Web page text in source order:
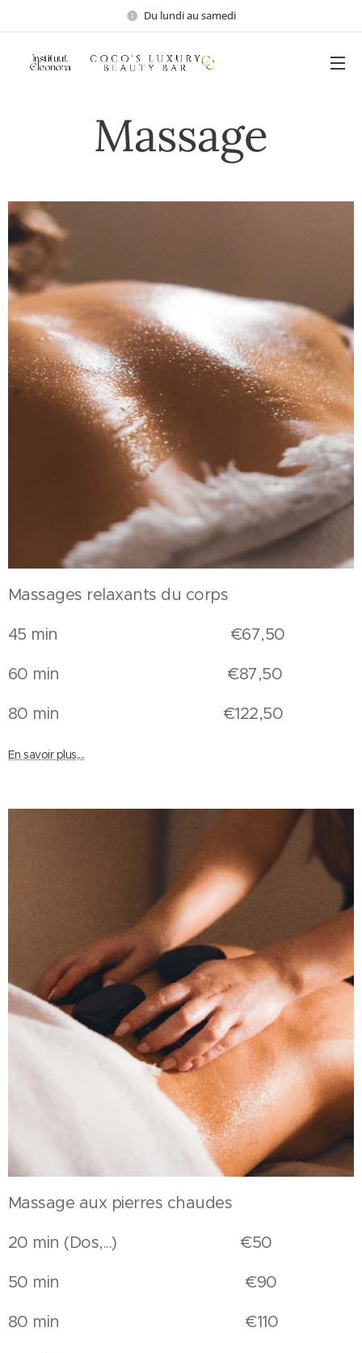
Du lundi au samedi
Massage
Massages relaxants du corps
45 min €67,50
60 min €87,50
80 min €122,50
En savoir plus,...
Massage aux pierres chaudes
20 min (Dos,...) €50
50 min €90
80 min €110